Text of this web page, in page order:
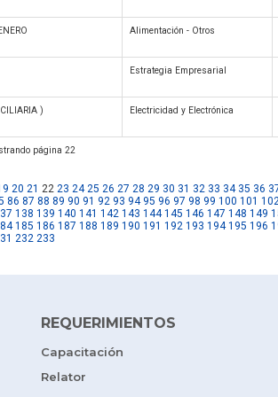
Alimentación - Otros
Estrategia Empresarial
) Electricidad y Electrónica
página 22
20 21 22 23 24 25 26 27 28 29 30 31 32 33 34 35 36
86 87 88 89 90 91 92 93 94 95 96 97 98 99 100 101
138 139 140 141 142 143 144 145 146 147 148 149
185 186 187 188 189 190 191 192 193 194 195 196
232 233
REQUERIMIENTOS
Capacitación
Relator